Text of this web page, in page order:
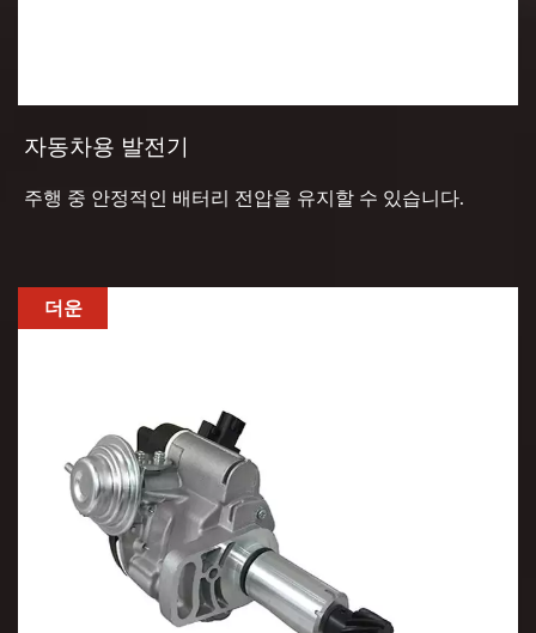
자동차용 발전기
주행 중 안정적인 배터리 전압을 유지할 수 있습니다.
더운